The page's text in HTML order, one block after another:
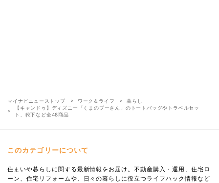
マイナビニューストップ ワーク＆ライフ
暮らし
【キャンドゥ】ディズニー「くまのプーさん」のトートバッグやトラベルセッ
ト、靴下など全48商品
このカテゴリーについて
住まいや暮らしに関する最新情報をお届け。不動産購入・運用、住宅ロ
ーン、住宅リフォームや、日々の暮らしに役立つライフハック情報など